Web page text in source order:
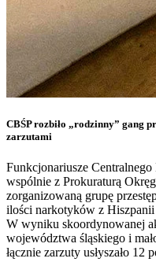
CBŚP rozbiło „rodzinny” gang
zarzutami
Funkcjonariusze
wspólnie z Prokuraturą
zorganizowaną grupę
ilości narkotyków z
W wyniku skoordynowanej
województwa śląskiego i
łącznie zarzuty usłyszało 12